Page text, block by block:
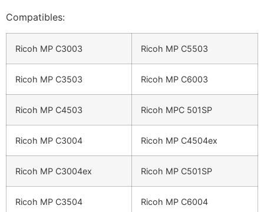
Compatibles:
Ricoh MP C3003 Ricoh MP C5503
Ricoh MP C3503 Ricoh MP C6003
Ricoh MP C4503 Ricoh MPC 501SP
Ricoh MP C3004 Ricoh MP C4504ex
Ricoh MP C3004ex Ricoh MP C501SP
Ricoh MP C3504 Ricoh MP C6004